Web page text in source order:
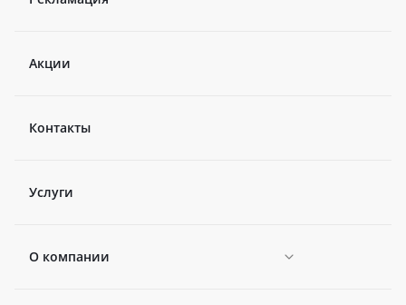
Акции
Контакты
Услуги
О компании